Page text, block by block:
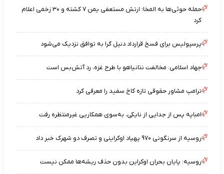
حمله حوثی‌ها به المخا؛ ارتش مستعفی یمن ۷ کشته و ۳۰ زخمی اعلام
کرد
پرسپولیس برای فسخ قرارداد دنیل گرا به توافق نزدیک می‌شود
جهاد اسلامی: مخالفت نتانیاهو با طرح غزه، رد آتش‌بس است
ترامپ مشاور حقوقی تازه کاخ سفید را معرفی کرد
امباپه پس از جدایی از نایکی، به‌سوی همکاریی غیرمنتظره رفت
روسیه از سرنگونی ۹۷۰ پهپاد اوکراینی و تصرف دو شهرک خبر داد
روسیه: پایان بحران اوکراین بدون حذف ریشه‌ها ممکن نیست